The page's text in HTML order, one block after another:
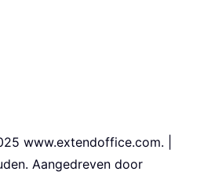
www.extendoffice.com. |
Aangedreven door